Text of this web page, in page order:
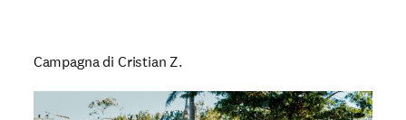
Campagna di Cristian Z.